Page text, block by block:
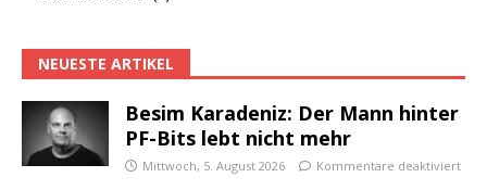
NEUESTE ARTIKEL
Besim Karadeniz: Der Mann hinter
PF-Bits lebt nicht mehr
Mittwoch, 5. August 2026 Kommentare deaktiviert